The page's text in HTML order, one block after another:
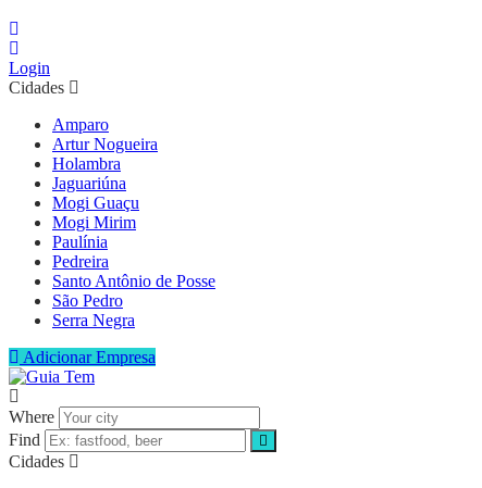
Login
Cidades
Amparo
Artur Nogueira
Holambra
Jaguariúna
Mogi Guaçu
Mogi Mirim
Paulínia
Pedreira
Santo Antônio de Posse
São Pedro
Serra Negra
Adicionar Empresa
Where
Find
Cidades